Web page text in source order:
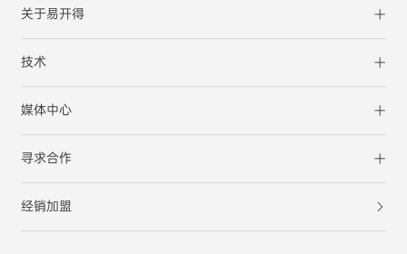
关于易开得
技术
媒体中心
寻求合作
经销加盟